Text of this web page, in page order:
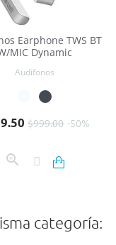
Earphone TWS BT
MIC Dynamic
Audifonos
base$999.00 -50%
categoría: